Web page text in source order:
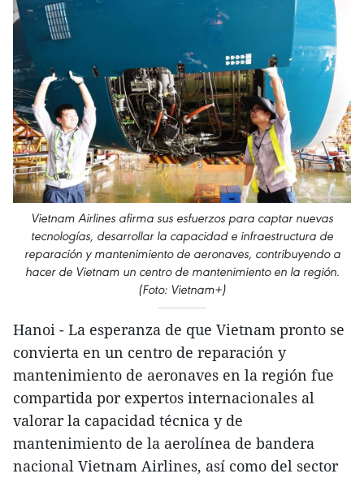
Vietnam Airlines afirma sus esfuerzos para captar nuevas
tecnologías, desarrollar la capacidad e infraestructura de
reparación y mantenimiento de aeronaves, contribuyendo a
hacer de Vietnam un centro de mantenimiento en la región.
(Foto: Vietnam+)
Hanoi - La esperanza de que Vietnam pronto se
convierta en un centro de reparación y
mantenimiento de aeronaves en la región fue
compartida por expertos internacionales al
valorar la capacidad técnica y de
mantenimiento de la aerolínea de bandera
nacional Vietnam Airlines, así como del sector